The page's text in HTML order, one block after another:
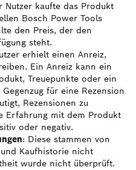
Nutzer kaufte das Produkt
Bosch Power Tools
den Preis, der den
steht.
erhielt einen Anreiz,
Ein Anreiz kann ein
Treuepunkte oder ein
für eine Rezension
Rezensionen zu
Erfahrung mit dem Produkt
oder negativ.
: Diese stammen von
Kaufhistorie nicht
wurde nicht überprüft.